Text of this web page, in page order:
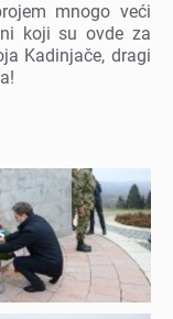
mnogo vеći
koji su ovdе za
Kadinjačе, dragi